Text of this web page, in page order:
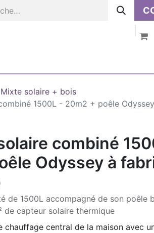
Mixte solaire + bois
1500L - 20m2 + poêle
combiné
Odyssey à
de 1500L accompagné de son poêle
de capteur solaire thermique
chauffage central de la maison avec